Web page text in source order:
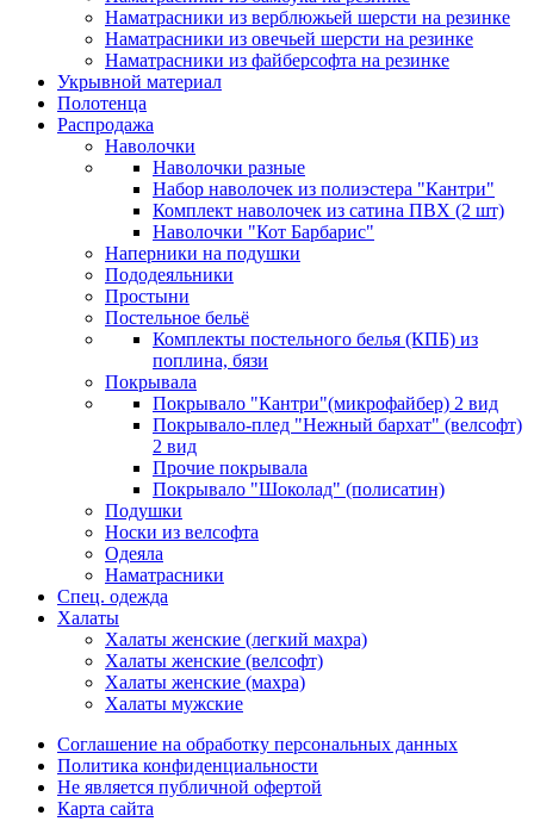
Наматрасники из верблюжьей шерсти на резинке
Наматрасники из овечьей шерсти на резинке
Наматрасники из файберсофта на резинке
Укрывной материал
Полотенца
Распродажа
Наволочки
Наволочки разные
Набор наволочек из полиэстера "Кантри"
Комплект наволочек из сатина ПВХ (2 шт)
Наволочки "Кот Барбарис"
Наперники на подушки
Пододеяльники
Простыни
Постельное бельё
Комплекты постельного белья (КПБ) из
поплина, бязи
Покрывала
Покрывало "Кантри"(микрофайбер) 2 вид
Покрывало-плед "Нежный бархат" (велсофт)
2 вид
Прочие покрывала
Покрывало "Шоколад" (полисатин)
Подушки
Носки из велсофта
Одеяла
Наматрасники
Спец. одежда
Халаты
Халаты женские (легкий махра)
Халаты женские (велсофт)
Халаты женские (махра)
Халаты мужские
Соглашение на обработку персональных данных
Политика конфиденциальности
Не является публичной офертой
Карта сайта